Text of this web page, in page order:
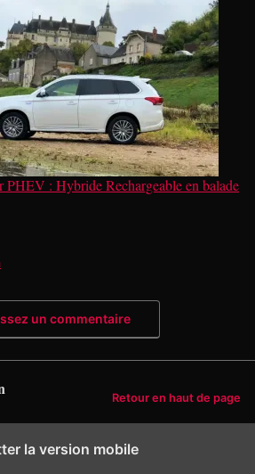
PHEV : Hybride Rechargeable en balade
un commentaire
Retour en haut de page
la version mobile